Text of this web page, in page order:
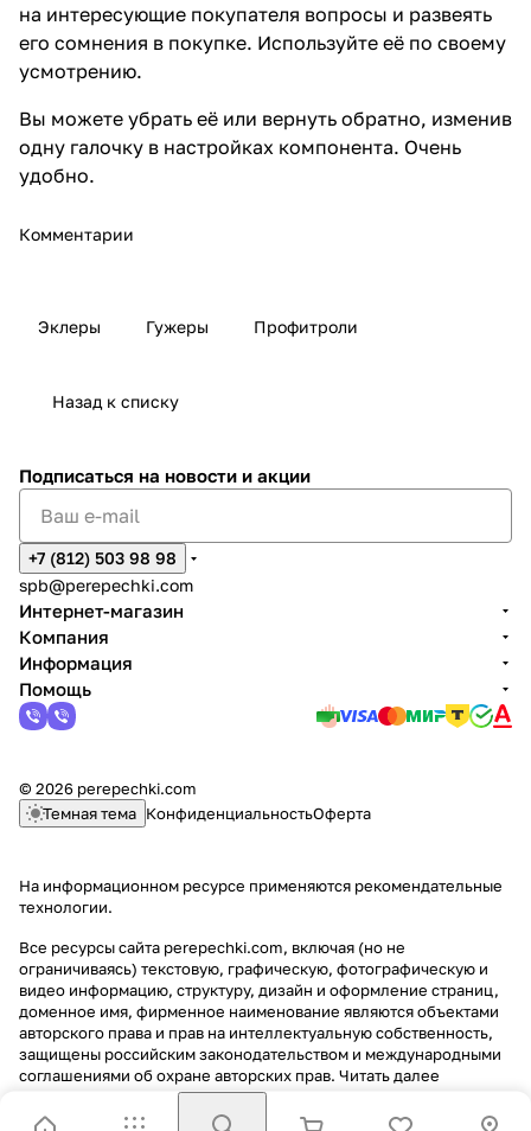
на интересующие покупателя вопросы и развеять
его сомнения в покупке. Используйте её по своему
усмотрению.
Вы можете убрать её или вернуть обратно, изменив
одну галочку в настройках компонента. Очень
удобно.
Комментарии
Эклеры Гужеры Профитроли
Назад к списку
Подписаться на новости и акции
+7 (812) 503 98 98
spb@perepechki.com
Интернет-магазин
Компания
Информация
Помощь
© 2026 perepechki.com
Темная тема КонфиденциальностьОферта
На информационном ресурсе применяются рекомендательные
технологии.
Все ресурсы сайта perepechki.com, включая (но не
ограничиваясь) текстовую, графическую, фотографическую и
видео информацию, структуру, дизайн и оформление страниц,
доменное имя, фирменное наименование являются объектами
авторского права и прав на интеллектуальную собственность,
защищены российским законодательством и международными
соглашениями об охране авторских прав. Читать далее